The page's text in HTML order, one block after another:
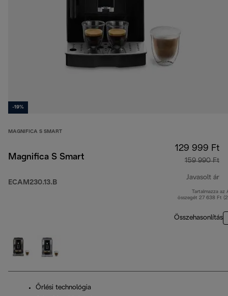
-19%
MAGNIFICA S SMART
Magnifica S Smart
ECAM230.13.B
129 999 Ft
159 990 Ft
Javasolt ár
Tartalmazza az
összegét 27 638 Ft
Összehasonlítás
Őrlési technológia